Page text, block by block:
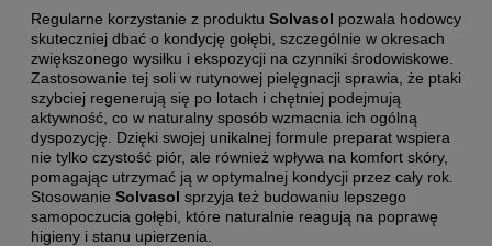
Regularne korzystanie z produktu Solvasol pozwala hodowcy
skuteczniej dbać o kondycję gołębi, szczególnie w okresach
zwiększonego wysiłku i ekspozycji na czynniki środowiskowe.
Zastosowanie tej soli w rutynowej pielęgnacji sprawia, że ptaki
szybciej regenerują się po lotach i chętniej podejmują
aktywność, co w naturalny sposób wzmacnia ich ogólną
dyspozycję. Dzięki swojej unikalnej formule preparat wspiera
nie tylko czystość piór, ale również wpływa na komfort skóry,
pomagając utrzymać ją w optymalnej kondycji przez cały rok.
Stosowanie Solvasol sprzyja też budowaniu lepszego
samopoczucia gołębi, które naturalnie reagują na poprawę
higieny i stanu upierzenia.